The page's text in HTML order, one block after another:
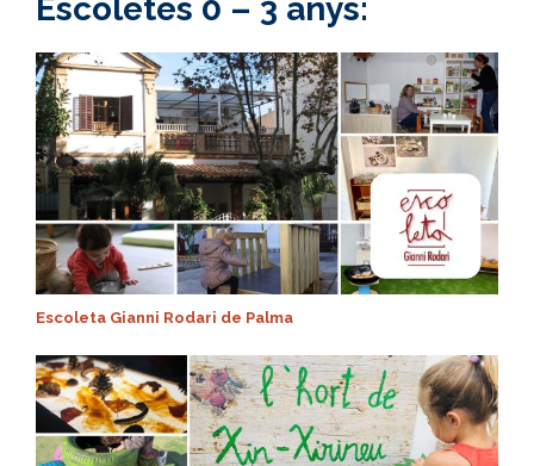
Escoletes 0 – 3 anys:
Escoleta Gianni Rodari de Palma